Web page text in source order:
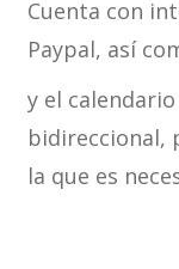
Cuenta con
Paypal, así
y el
bidireccional,
la que es